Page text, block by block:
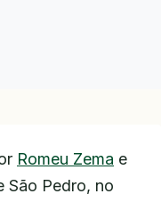
Romeu Zema e
São Pedro, no